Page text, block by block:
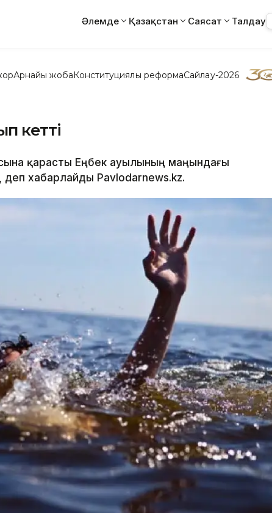
Әлемде Қазақстан Саясат Талдау
Арнайы жобаКонституциялық реформаСайлау-2026
кетті
қарасты Еңбек ауылының маңындағы
деп хабарлайды Pavlodarnews.kz.